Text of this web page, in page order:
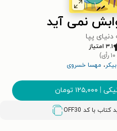
نمی آید
پپا
۳.۱ امتیاز
، مهسا خسروی
| ۱۲۵,۰۰۰ تومان
OFF30